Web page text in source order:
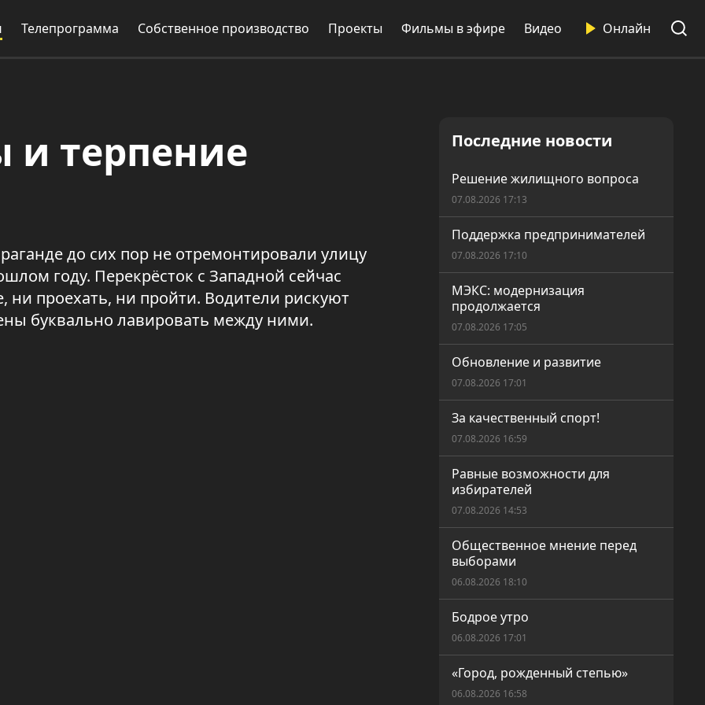
Телепрограмма Собственное производство Проекты Фильмы в эфире Видео Онлайн
и терпение
до сих пор не отремонтировали улицу
году. Перекрёсток с Западной сейчас
проехать, ни пройти. Водители рискуют
буквально лавировать между ними.
Последние новости
Решение жилищного вопроса
07.08.2026 17:13
Поддержка предпринимателей
07.08.2026 17:10
МЭКС: модернизация
продолжается
07.08.2026 17:05
Обновление и развитие
07.08.2026 17:01
За качественный спорт!
07.08.2026 16:59
Равные возможности для
избирателей
07.08.2026 14:53
Общественное мнение перед
выборами
06.08.2026 18:10
Бодрое утро
06.08.2026 17:01
«Город, рожденный степью»
06.08.2026 16:58